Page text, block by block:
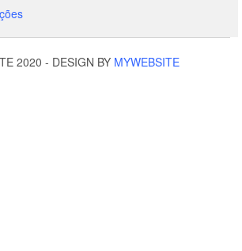
2020 - DESIGN BY MYWEBSITE